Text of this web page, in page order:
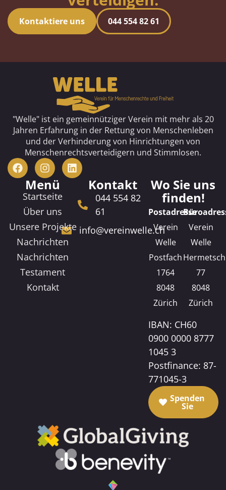
Kontaktiere uns 044 554 82 61
"Welle" ist ein gemeinnütziger Verein mit mehr als 20
Jahren Erfahrung in der Rettung von Menschenleben
und der Verhinderung von Hinrichtungen von
Menschenrechtsverteidigern und Stimmlosen.
Menü
Startseite
Über uns
Unsere Projekte
Nachrichten
Nachrichten
Testament
Kontakt
Kontakt
044 554 82
61
info@vereinwelle.ch
Wo Sie uns
finden!
Postadresse
Verein
Welle
Postfach
1764
8048
Zürich
Verein
Welle
77
8048
Zürich
IBAN: CH60
0900 0000 8777
1045 3
Postfinance: 87-
771045-3
Spenden
Sie